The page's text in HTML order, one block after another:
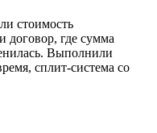
стоимость
договор, где сумма
Выполнили
сплит-система со